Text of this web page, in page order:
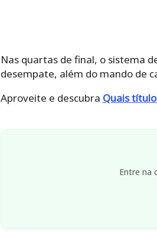
Nas quartas de final, o sistema
desempate, além do mando de
Aproveite e descubra Quais
Entre na